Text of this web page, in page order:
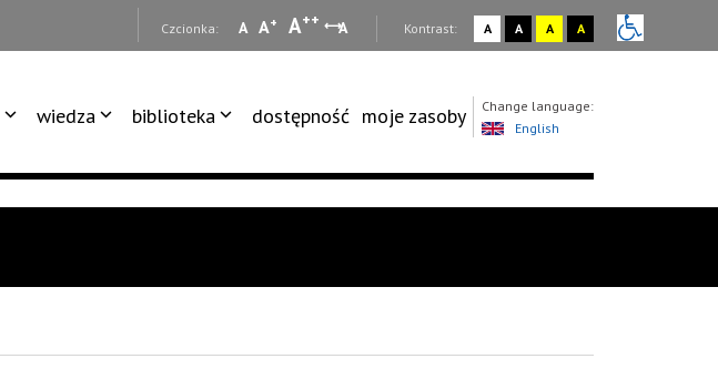
Czcionka: A A+ A++ A Kontrast: A A A A
wiedza biblioteka dostępność moje zasoby
Change language:
English